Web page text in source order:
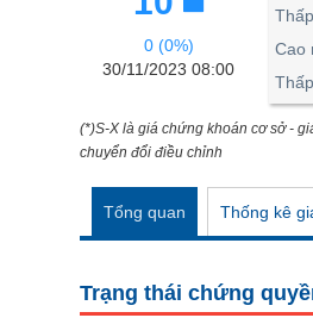
0 (0%)
30/11/2023 08:00
Cao
(*)S-X là giá chứng khoán cơ sở -
chuyển đổi điều chỉnh
Tổng quan Thống kê
Trạng thái chứng
THẾ GIỚI
ĐÔNG DƯƠNG
PHÂN TÍCH
VS-SECTOR
NGUYÊN VẬT LIỆU